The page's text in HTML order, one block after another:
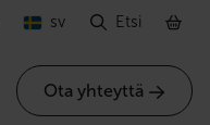
Ota yhteyttä
sv Etsi